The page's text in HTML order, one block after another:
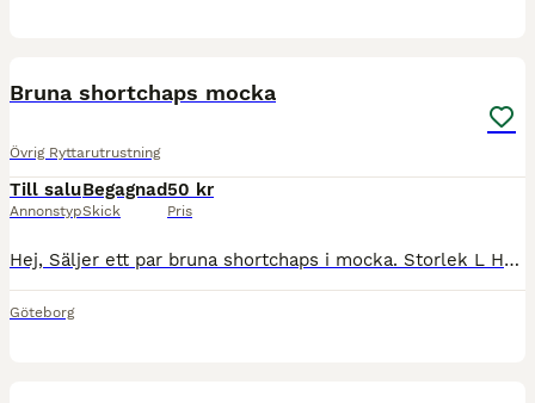
Bruna shortchaps mocka
Övrig Ryttarutrustning
Till salu
Annonstyp
Begagnad
Skick
50 kr
Pris
Hej, Säljer ett par bruna shortchaps i mocka. Storlek L Hämtas i Göteborg alternativt skickas mot att köparen betalar frakten.
Göteborg